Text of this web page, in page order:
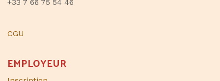
+33 7 66 75 54 46
CGU
EMPLOYEUR